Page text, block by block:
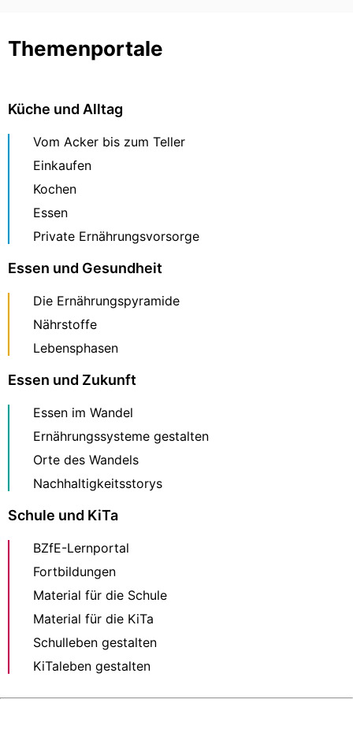
Themenportale
Küche und Alltag
Vom Acker bis zum Teller
Einkaufen
Kochen
Essen
Private Ernährungsvorsorge
Essen und Gesundheit
Die Ernährungspyramide
Nährstoffe
Lebensphasen
Essen und Zukunft
Essen im Wandel
Ernährungssysteme gestalten
Orte des Wandels
Nachhaltigkeitsstorys
Schule und KiTa
BZfE-Lernportal
Fortbildungen
Material für die Schule
Material für die KiTa
Schulleben gestalten
KiTaleben gestalten